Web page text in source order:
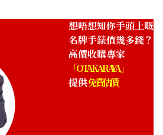
想唔想知你手頭上嘅
名牌手錶值幾多錢？
高價收購專家
「OTAKARAYA」
提供免費估價